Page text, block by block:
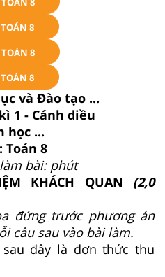
8
8
8
và Đào tạo ...
1 - Cánh diều
học ...
Toán 8
bài: phút
KHÁCH QUAN (2,0
đứng trước phương án
câu sau vào bài làm.
đây là đơn thức thu